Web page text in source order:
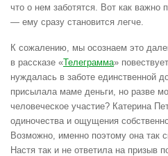
что о нем заботятся. Вот как важно
— ему сразу становится легче.
К сожалению, мы осознаем это
в рассказе «Телеграмма»
нуждалась в заботе единственной
присылала маме деньги, но разве
человеческое участие? Катерина
одиночества и ощущения
Возможно, именно поэтому она так
Настя так и не ответила на призыв